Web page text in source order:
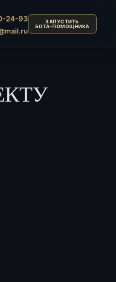
24-93
ЗАПУСТИТЬ
БОТА-ПОМОЩНИКА